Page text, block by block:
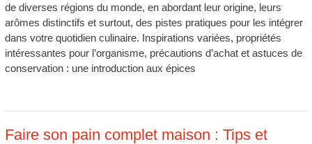
de diverses régions du monde, en abordant leur origine, leurs
arômes distinctifs et surtout, des pistes pratiques pour les intégrer
dans votre quotidien culinaire. Inspirations variées, propriétés
intéressantes pour l’organisme, précautions d’achat et astuces de
conservation : une introduction aux épices
Faire son pain complet maison : Tips et